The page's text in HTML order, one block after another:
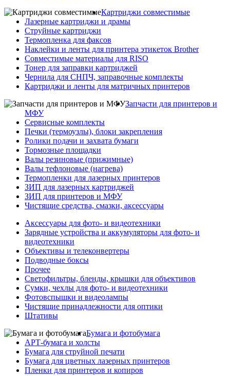
Картриджи совместимые
Лазерные картриджи и драмы
Струйные картриджи
Термопленка для факсов
Наклейки и ленты для принтера этикеток Brother
Совместимые материалы для RISO
Тонер для заправки картриджей
Чернила для СНПЧ, заправочные комплекты
Картриджи и ленты для матричных принтеров
Запчасти для принтеров и
МФУ
Сервисные комплекты
Печки (термоузлы), блоки закрепления
Ролики подачи и захвата бумаги
Тормозные площадки
Валы резиновые (прижимные)
Валы тефлоновые (нагрева)
Термопленки для лазерных принтеров
ЗИП для лазерных картриджей
ЗИП для принтеров и МФУ
Чистящие средства, смазки, аксессуары
Аксессуары для фото- и видеотехники
Зарядные устройства и аккумуляторы для фото- и
видеотехники
Объективы и телеконвертеры
Подводные боксы
Прочее
Светофильтры, бленды, крышки для объективов
Сумки, чехлы для фото- и видеотехники
Фотовспышки и видеолампы
Чистящие принадлежности для оптики
Штативы
Бумага и фотобумага
АРТ-бумага и холсты
Бумага для струйной печати
Бумага для цветных лазерных принтеров
Пленки для принтеров и копиров